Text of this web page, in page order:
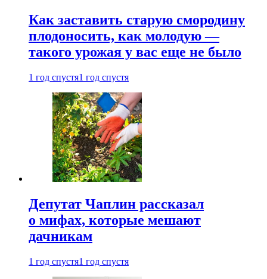
Как заставить старую смородину
плодоносить, как молодую —
такого урожая у вас еще не было
1 год спустя1 год спустя
Депутат Чаплин рассказал
о мифах, которые мешают
дачникам
1 год спустя1 год спустя